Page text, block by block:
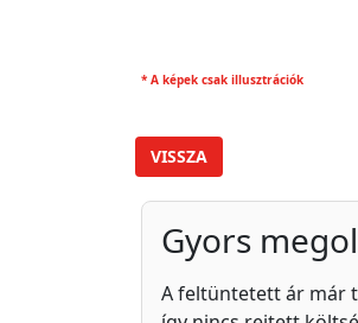
* A képek csak illusztrációk
VISSZA
Gyors
A feltüntetett ár már